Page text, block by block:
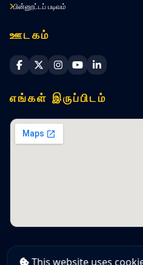
பின்னூட்டப் படிவம்
ஊடகம்
Sri Lanka Navy Facebook
Sri Lanka Navy X
Sri Lanka Navy
Sri Lanka Navy
Sri Lanka
எங்கள் இருப்பிடம்
This website uses